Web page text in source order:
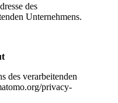
des
Unternehmens.
des verarbeitenden
privacy-